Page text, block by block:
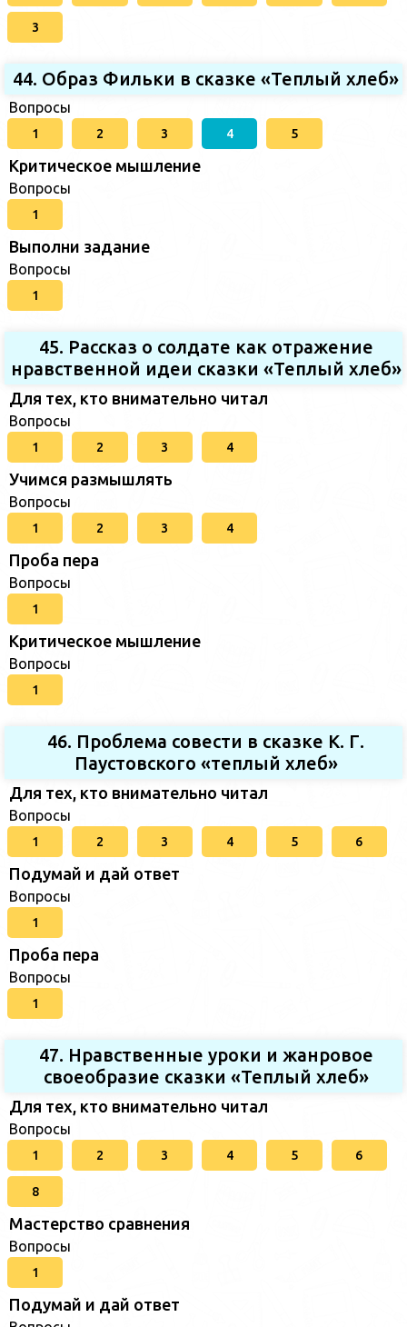
3
44. Образ Фильки в сказке «Теплый хлеб»
Вопросы
1 2 3 4 5
Критическое мышление
Вопросы
1
Выполни задание
Вопросы
1
45. Рассказ о солдате как отражение
нравственной идеи сказки «Теплый хлеб»
Для тех, кто внимательно читал
Вопросы
1 2 3 4
Учимся размышлять
Вопросы
1 2 3 4
Проба пера
Вопросы
1
Критическое мышление
Вопросы
1
46. Проблема совести в сказке К. Г.
Паустовского «теплый хлеб»
Для тех, кто внимательно читал
Вопросы
1 2 3 4 5 6
Подумай и дай ответ
Вопросы
1
Проба пера
Вопросы
1
47. Нравственные уроки и жанровое
своеобразие сказки «Теплый хлеб»
Для тех, кто внимательно читал
Вопросы
1 2 3 4 5 6
8
Мастерство сравнения
Вопросы
1
Подумай и дай ответ